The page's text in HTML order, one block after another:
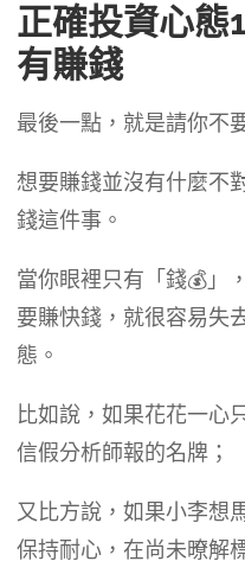
正確投資心態
有賺錢
最後一點，就是請你不
想要賺錢並沒有什麼不
錢這件事。
當你眼裡只有「錢💰」
要賺快錢，就很容易失
態。
比如說，如果花花一心
信假分析師報的名牌；
又比方說，如果小李想
保持耐心，在尚未暸解